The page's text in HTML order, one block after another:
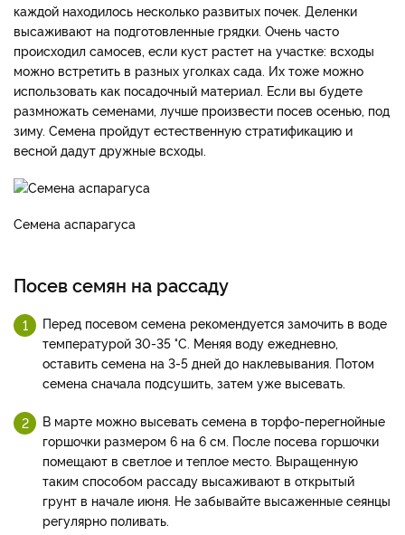
каждой находилось несколько развитых почек. Деленки
высаживают на подготовленные грядки. Очень часто
происходил самосев, если куст растет на участке: всходы
можно встретить в разных уголках сада. Их тоже можно
использовать как посадочный материал. Если вы будете
размножать семенами, лучше произвести посев осенью, под
зиму. Семена пройдут естественную стратификацию и
весной дадут дружные всходы.
Семена аспарагуса
Посев семян на рассаду
Перед посевом семена рекомендуется замочить в воде
температурой 30-35 °C. Меняя воду ежедневно,
оставить семена на 3-5 дней до наклевывания. Потом
семена сначала подсушить, затем уже высевать.
В марте можно высевать семена в торфо-перегнойные
горшочки размером 6 на 6 см. После посева горшочки
помещают в светлое и теплое место. Выращенную
таким способом рассаду высаживают в открытый
грунт в начале июня. Не забывайте высаженные сеянцы
регулярно поливать.